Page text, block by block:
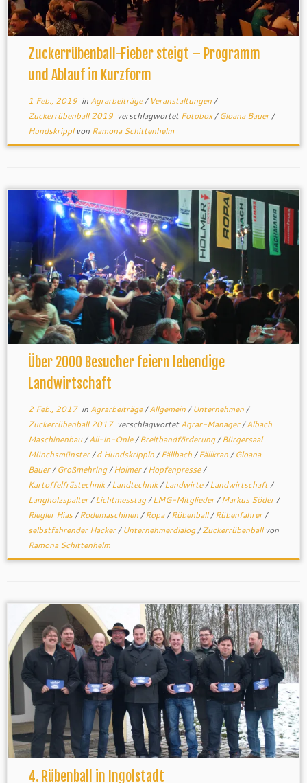
Zuckerrübenball-Fieber steigt – Programm
und Ablauf in Kurzform
1 Feb., 2019in Agrarbeiträge/ Veranstaltungen/
Zuckerrübenball 2019 verschlagwortetFotobox/Gloana Bauer/
Hundskripplvon Ramona Schittenhelm
Über 2000 Besucher feiern lebendige
Landwirtschaft
2 Feb., 2017in Agrarbeiträge/Allgemein/Unternehmen/
Zuckerrübenball 2017 verschlagwortetAgrar-Manager/Albach
Maschinenbau/All-in-Onle/Breitbandförderung/Bürgersaal
Münchsmünster/d Hundskrippln/Fällbach/Fällkran/Gloana
Bauer/Großmehring/Holmer/Hopfenpresse/
Kartoffelfrästechnik/Landtechnik/Landwirte/Landwirtschaft/
Langholzspalter/Lichtmesstag/LMG-Mitglieder/Markus Söder/
Riegler Hias/Rodemaschinen/Ropa/Rübenball/Rübenfahrer/
selbstfahrender Hacker/Unternehmerdialog/Zuckerrübenballvon
Ramona Schittenhelm
4. Rübenball in Ingolstadt